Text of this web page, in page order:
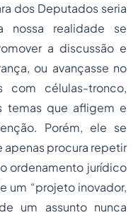
dos Deputados seria
nossa realidade se
a discussão e
ou avançasse no
com células-tronco,
temas que afligem e
Porém, ele se
apenas procura repetir
ordenamento jurídico
um “projeto inovador,
um assunto nunca